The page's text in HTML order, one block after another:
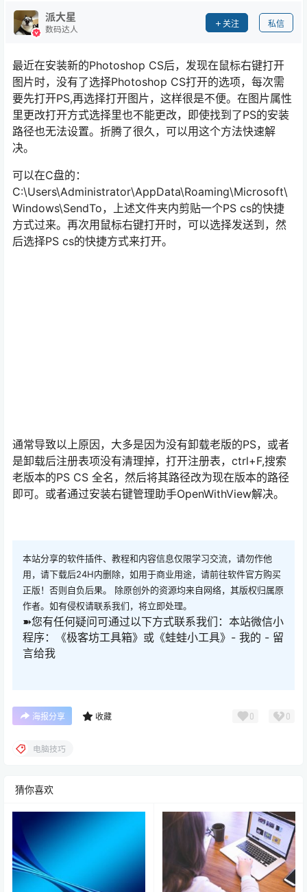
派大星
数码达人
关注 私信
最近在安装新的Photoshop CS后，发现在鼠标右键打开
图片时，没有了选择Photoshop CS打开的选项，每次需
要先打开PS,再选择打开图片，这样很是不便。在图片属性
里更改打开方式选择里也不能更改，即使找到了PS的安装
路径也无法设置。折腾了很久，可以用这个方法快速解
决。
可以在C盘的：
C:\Users\Administrator\AppData\Roaming\Microsoft\
Windows\SendTo，上述文件夹内剪贴一个PS cs的快捷
方式过来。再次用鼠标右键打开时，可以选择发送到，然
后选择PS cs的快捷方式来打开。
通常导致以上原因，大多是因为没有卸载老版的PS，或者
是卸载后注册表项没有清理掉，打开注册表，ctrl+F,搜索
老版本的PS CS 全名，然后将其路径改为现在版本的路径
即可。或者通过安装右键管理助手OpenWithView解决。
本站分享的软件插件、教程和内容信息仅限学习交流，请勿作他
用，请下载后24H内删除，如用于商业用途，请前往软件官方购买
正版！否则自负后果。 除原创外的资源均来自网络，其版权归属原
作者。如有侵权请联系我们，将立即处理。
➽您有任何疑问可通过以下方式联系我们：本站微信小
程序：《极客坊工具箱》或《蛙蛙小工具》- 我的 - 留
言给我
海报分享 收藏 0 0
电脑技巧
猜你喜欢